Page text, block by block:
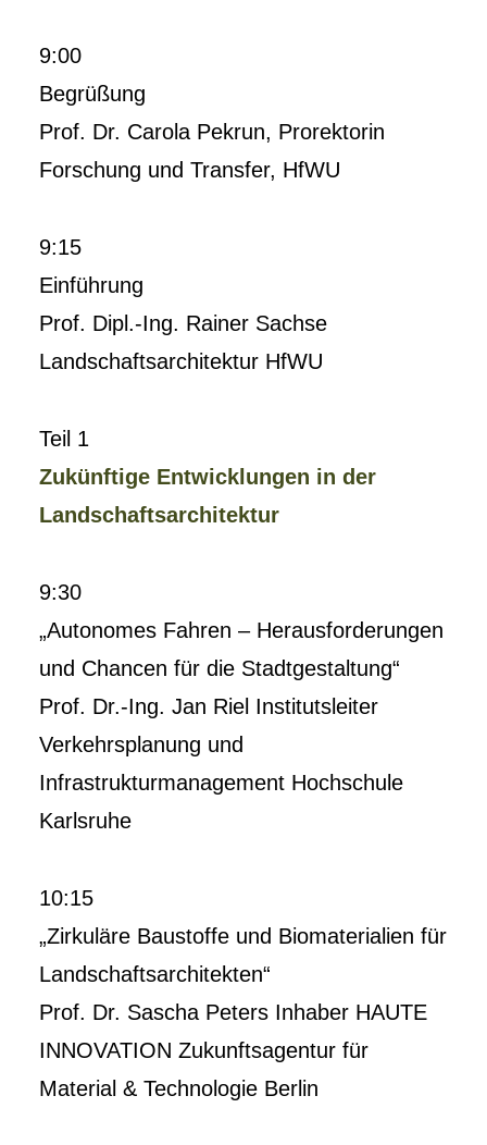
9:00
Begrüßung
Prof. Dr. Carola Pekrun, Prorektorin
Forschung und Transfer, HfWU
9:15
Einführung
Prof. Dipl.-Ing. Rainer Sachse
Landschaftsarchitektur HfWU
Teil 1
Zukünftige Entwicklungen in der
Landschaftsarchitektur
9:30
„Autonomes Fahren – Herausforderungen
und Chancen für die Stadtgestaltung“
Prof. Dr.-Ing. Jan Riel Institutsleiter
Verkehrsplanung und
Infrastrukturmanagement Hochschule
Karlsruhe
10:15
„Zirkuläre Baustoffe und Biomaterialien für
Landschaftsarchitekten“
Prof. Dr. Sascha Peters Inhaber HAUTE
INNOVATION Zukunftsagentur für
Material & Technologie Berlin